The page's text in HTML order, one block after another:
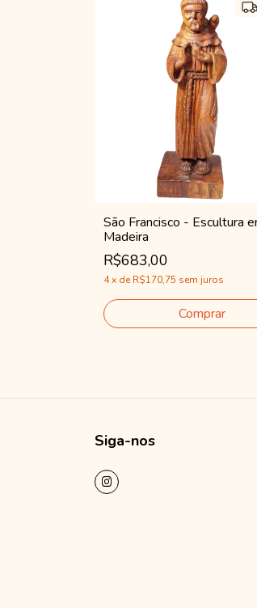
São Francisco - Escultura
Madeira
R$683,00
4x de R$170,75 sem juros
Siga-nos